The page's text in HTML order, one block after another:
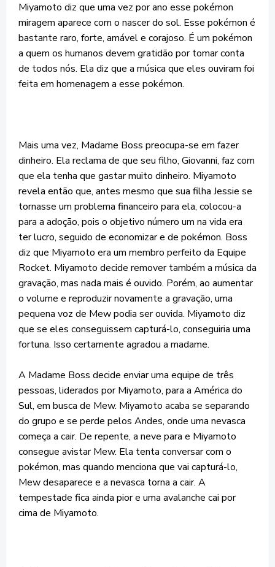
Miyamoto diz que uma vez por ano esse pokémon
miragem aparece com o nascer do sol. Esse pokémon é
bastante raro, forte, amável e corajoso. É um pokémon
a quem os humanos devem gratidão por tomar conta
de todos nós. Ela diz que a música que eles ouviram foi
feita em homenagem a esse pokémon.
Mais uma vez, Madame Boss preocupa-se em fazer
dinheiro. Ela reclama de que seu filho, Giovanni, faz com
que ela tenha que gastar muito dinheiro. Miyamoto
revela então que, antes mesmo que sua filha Jessie se
tornasse um problema financeiro para ela, colocou-a
para a adoção, pois o objetivo número um na vida era
ter lucro, seguido de economizar e de pokémon. Boss
diz que Miyamoto era um membro perfeito da Equipe
Rocket. Miyamoto decide remover também a música da
gravação, mas nada mais é ouvido. Porém, ao aumentar
o volume e reproduzir novamente a gravação, uma
pequena voz de Mew podia ser ouvida. Miyamoto diz
que se eles conseguissem capturá-lo, conseguiria uma
fortuna. Isso certamente agradou a madame.
A Madame Boss decide enviar uma equipe de três
pessoas, liderados por Miyamoto, para a América do
Sul, em busca de Mew. Miyamoto acaba se separando
do grupo e se perde pelos Andes, onde uma nevasca
começa a cair. De repente, a neve para e Miyamoto
consegue avistar Mew. Ela tenta conversar com o
pokémon, mas quando menciona que vai capturá-lo,
Mew desaparece e a nevasca torna a cair. A
tempestade fica ainda pior e uma avalanche cai por
cima de Miyamoto.